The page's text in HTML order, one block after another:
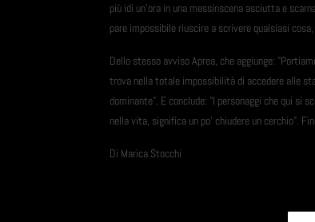
più idi un'ora in una messinscena asciutta e
pare impossibile riuscire a scrivere qualsiasi
Dello stesso avviso Aprea, che aggiunge:
trova nella totale impossibilità di accedere alle
dominante". E conclude: "I personaggi che qui si
nella vita, significa un po' chiudere un cerchio".
Di Marica Stocchi